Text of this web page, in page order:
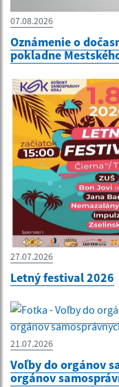
07.08.2026
Oznámenie o
pokladne
27.07.2026
Letný festival 2026
21.07.2026
Voľby do orgánov
orgánov